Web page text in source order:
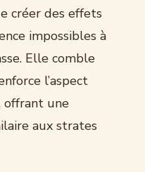
créer des effets
impossibles à
Elle comble
l’aspect
offrant une
aux strates